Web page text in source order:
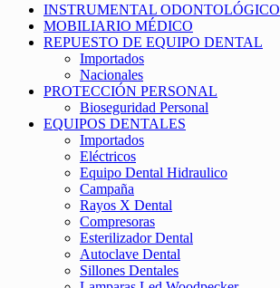
INSTRUMENTAL ODONTOLÓGICO
MOBILIARIO MÉDICO
REPUESTO DE EQUIPO DENTAL
Importados
Nacionales
PROTECCIÓN PERSONAL
Bioseguridad Personal
EQUIPOS DENTALES
Importados
Eléctricos
Equipo Dental Hidraulico
Campaña
Rayos X Dental
Compresoras
Esterilizador Dental
Autoclave Dental
Sillones Dentales